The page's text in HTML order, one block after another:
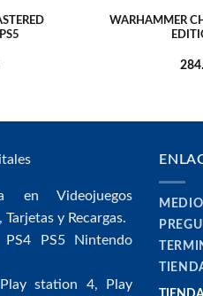
WARHAMMER
en Videojuegos
y Recargas.
PS5 Nintendo
station 4, Play